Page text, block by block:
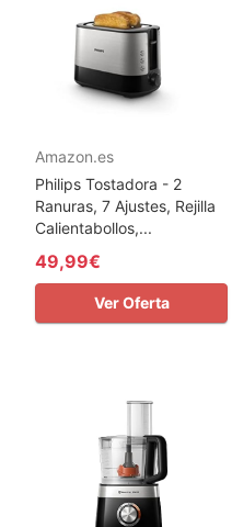
Amazon.es
Philips Tostadora - 2
Ranuras, 7 Ajustes, Rejilla
Calientabollos,...
49,99€
Ver Oferta